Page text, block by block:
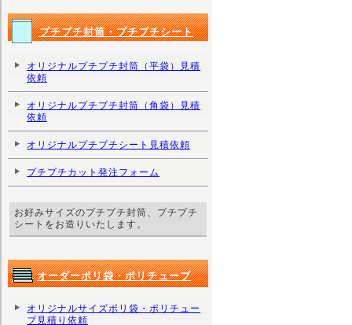
プチプチ封筒・プチプチシート
オリジナルプチプチ封筒（平袋）見積
依頼
オリジナルプチプチ封筒（角袋）見積
依頼
オリジナルプチプチシート見積依頼
プチプチカット発注フォーム
お好みサイズのプチプチ封筒、プチプチ
シートをお造りいたします。
オーダーポリ袋・ポリチューブ
オリジナルサイズポリ袋・ポリチュー
ブ見積り依頼